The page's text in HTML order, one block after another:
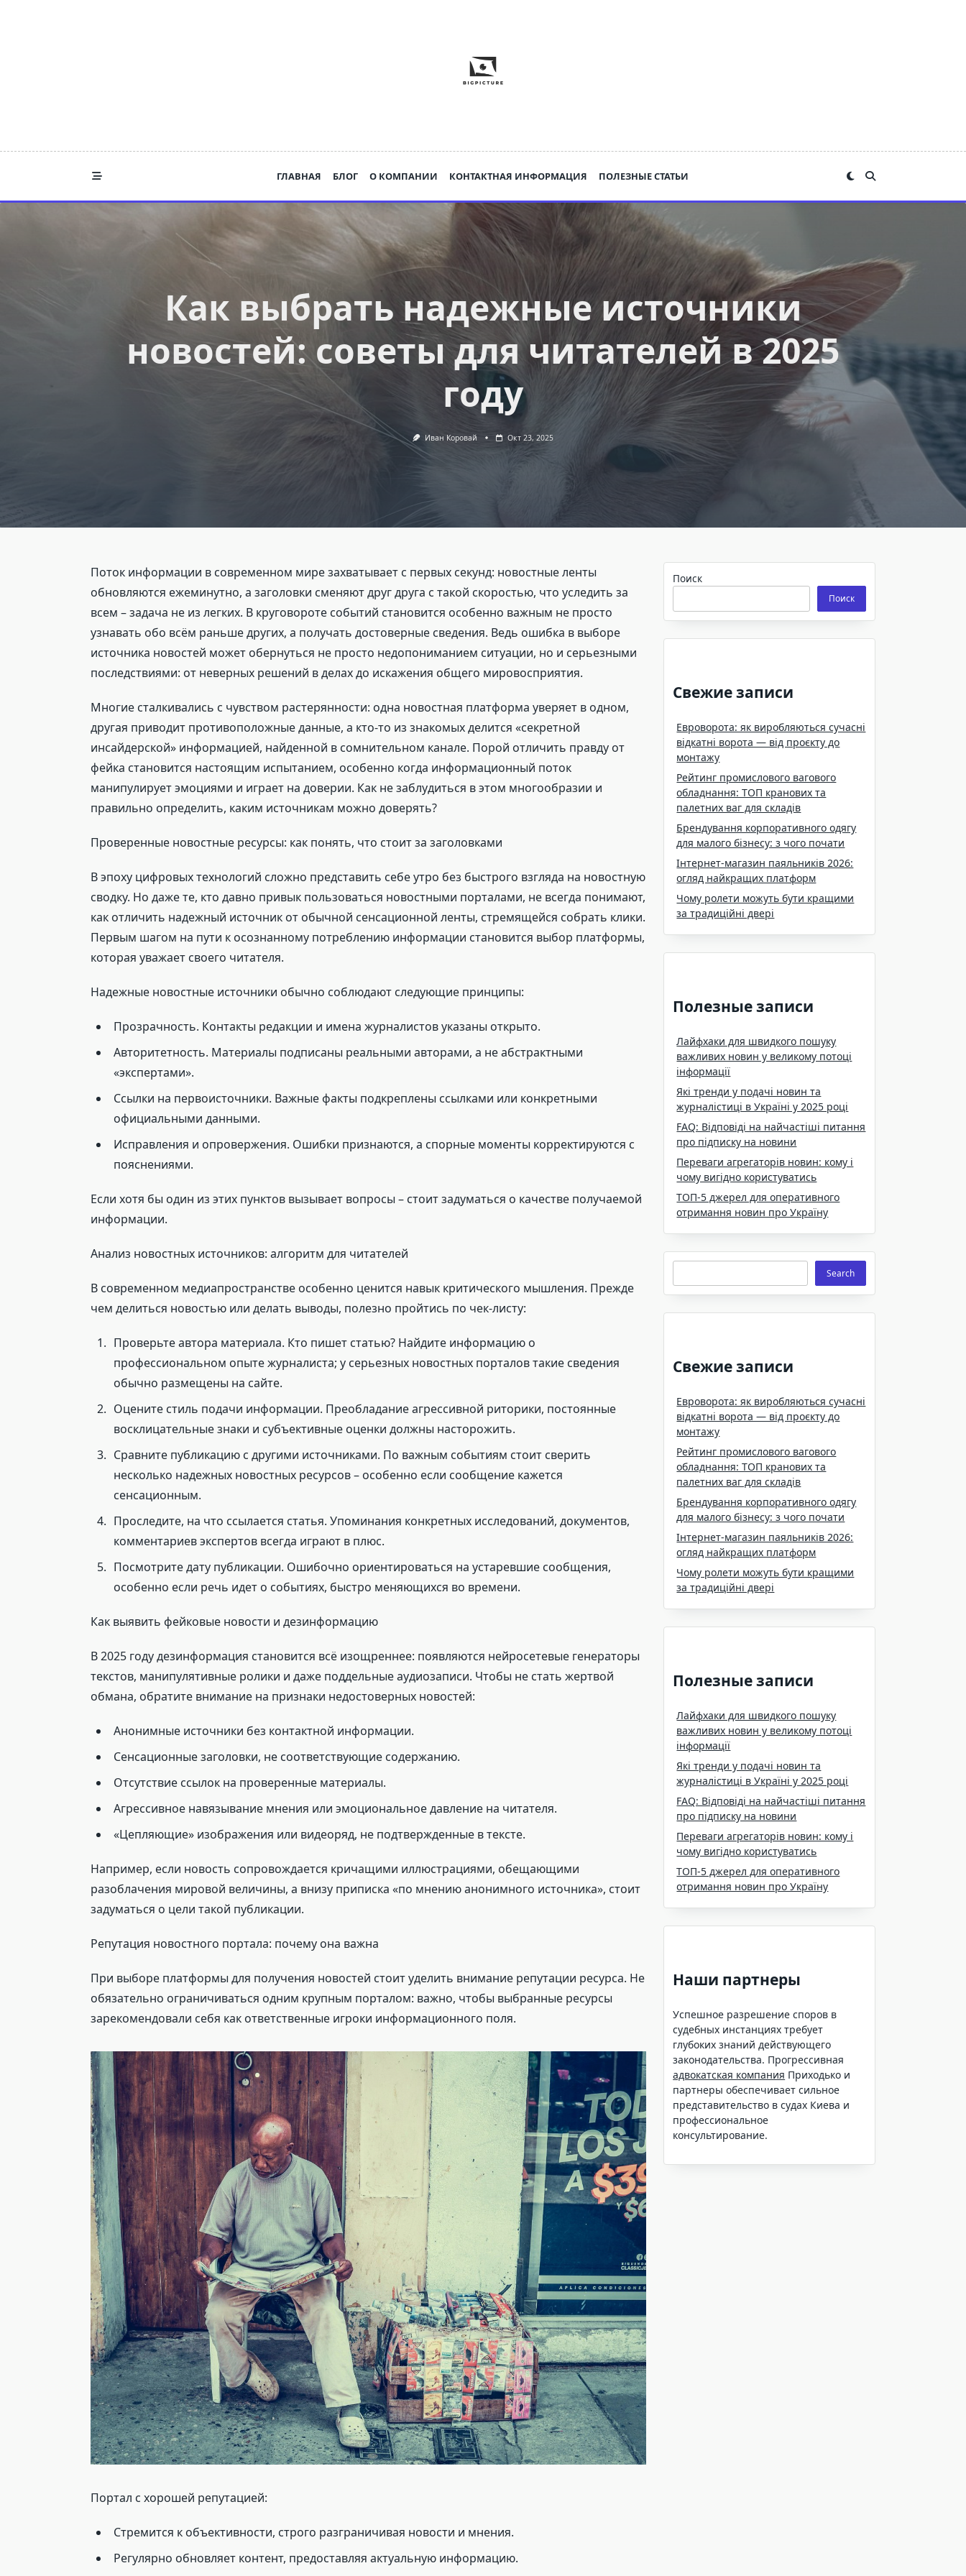
ГЛАВНАЯ БЛОГ О КОМПАНИИ КОНТАКТНАЯ ИНФОРМАЦИЯ ПОЛЕЗНЫЕ СТАТЬИ
Как выбрать надежные источники
новостей: советы для читателей в 2025
году
Иван Коровай Окт 23, 2025
Поток информации в современном мире захватывает с первых секунд: новостные ленты
обновляются ежеминутно, а заголовки сменяют друг друга с такой скоростью, что уследить за
всем – задача не из легких. В круговороте событий становится особенно важным не просто
узнавать обо всём раньше других, а получать достоверные сведения. Ведь ошибка в выборе
источника новостей может обернуться не просто недопониманием ситуации, но и серьезными
последствиями: от неверных решений в делах до искажения общего мировосприятия.
Многие сталкивались с чувством растерянности: одна новостная платформа уверяет в одном,
другая приводит противоположные данные, а кто-то из знакомых делится «секретной
инсайдерской» информацией, найденной в сомнительном канале. Порой отличить правду от
фейка становится настоящим испытанием, особенно когда информационный поток
манипулирует эмоциями и играет на доверии. Как не заблудиться в этом многообразии и
правильно определить, каким источникам можно доверять?
Проверенные новостные ресурсы: как понять, что стоит за заголовками
В эпоху цифровых технологий сложно представить себе утро без быстрого взгляда на новостную
сводку. Но даже те, кто давно привык пользоваться новостными порталами, не всегда понимают,
как отличить надежный источник от обычной сенсационной ленты, стремящейся собрать клики.
Первым шагом на пути к осознанному потреблению информации становится выбор платформы,
которая уважает своего читателя.
Надежные новостные источники обычно соблюдают следующие принципы:
Прозрачность. Контакты редакции и имена журналистов указаны открыто.
Авторитетность. Материалы подписаны реальными авторами, а не абстрактными
«экспертами».
Ссылки на первоисточники. Важные факты подкреплены ссылками или конкретными
официальными данными.
Исправления и опровержения. Ошибки признаются, а спорные моменты корректируются с
пояснениями.
Если хотя бы один из этих пунктов вызывает вопросы – стоит задуматься о качестве получаемой
информации.
Анализ новостных источников: алгоритм для читателей
В современном медиапространстве особенно ценится навык критического мышления. Прежде
чем делиться новостью или делать выводы, полезно пройтись по чек-листу:
Проверьте автора материала. Кто пишет статью? Найдите информацию о
профессиональном опыте журналиста; у серьезных новостных порталов такие сведения
обычно размещены на сайте.
Оцените стиль подачи информации. Преобладание агрессивной риторики, постоянные
восклицательные знаки и субъективные оценки должны насторожить.
Сравните публикацию с другими источниками. По важным событиям стоит сверить
несколько надежных новостных ресурсов – особенно если сообщение кажется
сенсационным.
Проследите, на что ссылается статья. Упоминания конкретных исследований, документов,
комментариев экспертов всегда играют в плюс.
Посмотрите дату публикации. Ошибочно ориентироваться на устаревшие сообщения,
особенно если речь идет о событиях, быстро меняющихся во времени.
Как выявить фейковые новости и дезинформацию
В 2025 году дезинформация становится всё изощреннее: появляются нейросетевые генераторы
текстов, манипулятивные ролики и даже поддельные аудиозаписи. Чтобы не стать жертвой
обмана, обратите внимание на признаки недостоверных новостей:
Анонимные источники без контактной информации.
Сенсационные заголовки, не соответствующие содержанию.
Отсутствие ссылок на проверенные материалы.
Агрессивное навязывание мнения или эмоциональное давление на читателя.
«Цепляющие» изображения или видеоряд, не подтвержденные в тексте.
Например, если новость сопровождается кричащими иллюстрациями, обещающими
разоблачения мировой величины, а внизу приписка «по мнению анонимного источника», стоит
задуматься о цели такой публикации.
Репутация новостного портала: почему она важна
При выборе платформы для получения новостей стоит уделить внимание репутации ресурса. Не
обязательно ограничиваться одним крупным порталом: важно, чтобы выбранные ресурсы
зарекомендовали себя как ответственные игроки информационного поля.
Портал с хорошей репутацией:
Стремится к объективности, строго разграничивая новости и мнения.
Регулярно обновляет контент, предоставляя актуальную информацию.
Поиск
Поиск
Свежие записи
Евроворота: як виробляються сучасні
відкатні ворота — від проєкту до
монтажу
Рейтинг промислового вагового
обладнання: ТОП кранових та
палетних ваг для складів
Брендування корпоративного одягу
для малого бізнесу: з чого почати
Інтернет-магазин паяльників 2026:
огляд найкращих платформ
Чому ролети можуть бути кращими
за традиційні двері
Полезные записи
Лайфхаки для швидкого пошуку
важливих новин у великому потоці
інформації
Які тренди у подачі новин та
журналістиці в Україні у 2025 році
FAQ: Відповіді на найчастіші питання
про підписку на новини
Переваги агрегаторів новин: кому і
чому вигідно користуватись
ТОП-5 джерел для оперативного
отримання новин про Україну
Search Search
Свежие записи
Евроворота: як виробляються сучасні
відкатні ворота — від проєкту до
монтажу
Рейтинг промислового вагового
обладнання: ТОП кранових та
палетних ваг для складів
Брендування корпоративного одягу
для малого бізнесу: з чого почати
Інтернет-магазин паяльників 2026:
огляд найкращих платформ
Чому ролети можуть бути кращими
за традиційні двері
Полезные записи
Лайфхаки для швидкого пошуку
важливих новин у великому потоці
інформації
Які тренди у подачі новин та
журналістиці в Україні у 2025 році
FAQ: Відповіді на найчастіші питання
про підписку на новини
Переваги агрегаторів новин: кому і
чому вигідно користуватись
ТОП-5 джерел для оперативного
отримання новин про Україну
Наши партнеры
Успешное разрешение споров в
судебных инстанциях требует
глубоких знаний действующего
законодательства. Прогрессивная
адвокатская компания Приходько и
партнеры обеспечивает сильное
представительство в судах Киева и
профессиональное
консультирование.